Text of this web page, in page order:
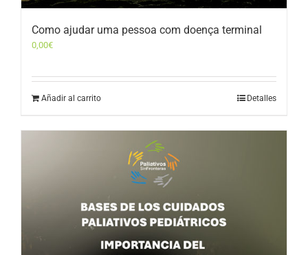
Como ajudar uma pessoa com doença terminal
0,00€
Añadir al carrito Detalles